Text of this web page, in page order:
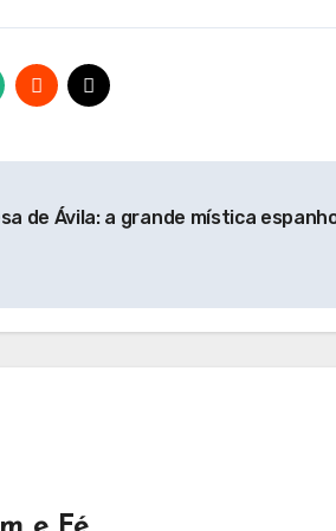
de Ávila: a grande mística